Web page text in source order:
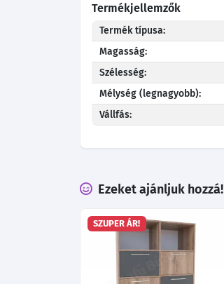
Termékjellemzők
Termék típusa:
Magasság:
Szélesség:
Mélység (legnagyobb):
Vállfás:
Ezeket ajánljuk hozzá!
SZUPER ÁR!